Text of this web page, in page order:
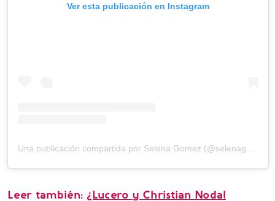
Ver esta publicación en Instagram
Una publicación compartida por Selena Gomez (@selenagomez)
Leer también: ¿Lucero y Christian Nodal